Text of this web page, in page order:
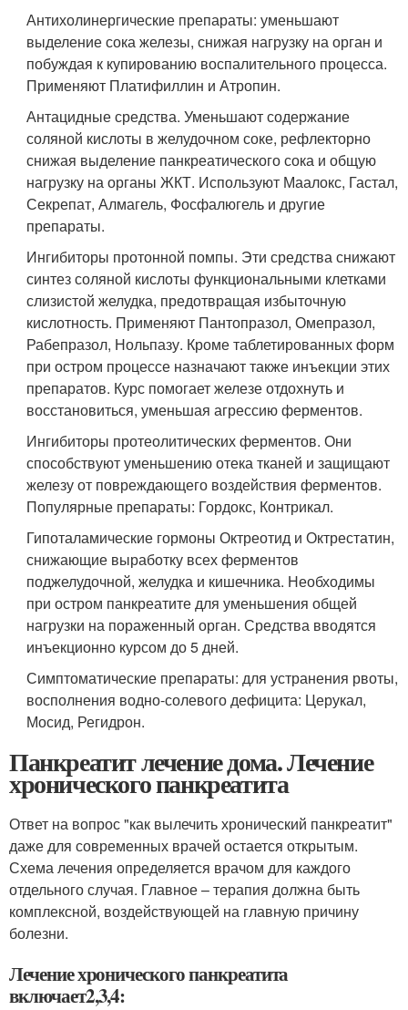
Антихолинергические препараты: уменьшают
выделение сока железы, снижая нагрузку на орган и
побуждая к купированию воспалительного процесса.
Применяют Платифиллин и Атропин.
Антацидные средства. Уменьшают содержание
соляной кислоты в желудочном соке, рефлекторно
снижая выделение панкреатического сока и общую
нагрузку на органы ЖКТ. Используют Маалокс, Гастал,
Секрепат, Алмагель, Фосфалюгель и другие
препараты.
Ингибиторы протонной помпы. Эти средства снижают
синтез соляной кислоты функциональными клетками
слизистой желудка, предотвращая избыточную
кислотность. Применяют Пантопразол, Омепразол,
Рабепразол, Нольпазу. Кроме таблетированных форм
при остром процессе назначают также инъекции этих
препаратов. Курс помогает железе отдохнуть и
восстановиться, уменьшая агрессию ферментов.
Ингибиторы протеолитических ферментов. Они
способствуют уменьшению отека тканей и защищают
железу от повреждающего воздействия ферментов.
Популярные препараты: Гордокс, Контрикал.
Гипоталамические гормоны Октреотид и Октрестатин,
снижающие выработку всех ферментов
поджелудочной, желудка и кишечника. Необходимы
при остром панкреатите для уменьшения общей
нагрузки на пораженный орган. Средства вводятся
инъекционно курсом до 5 дней.
Симптоматические препараты: для устранения рвоты,
восполнения водно-солевого дефицита: Церукал,
Мосид, Регидрон.
Панкреатит лечение дома. Лечение
хронического панкреатита
Ответ на вопрос "как вылечить хронический панкреатит"
даже для современных врачей остается открытым.
Схема лечения определяется врачом для каждого
отдельного случая. Главное – терапия должна быть
комплексной, воздействующей на главную причину
болезни.
Лечение хронического панкреатита
включает2,3,4: